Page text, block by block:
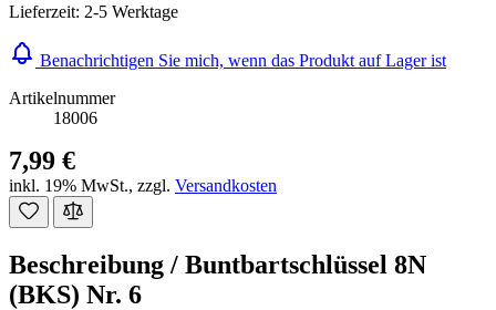
Lieferzeit: 2-5 Werktage
Benachrichtigen Sie mich, wenn das Produkt auf Lager ist
Artikelnummer
18006
7,99 €
inkl. 19% MwSt., zzgl. Versandkosten
Beschreibung / Buntbartschlüssel 8N
(BKS) Nr. 6